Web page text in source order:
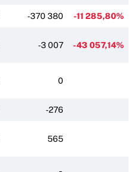
-370 380 -11 285,80%
-3 007 -43 057,14%
0
-276
565